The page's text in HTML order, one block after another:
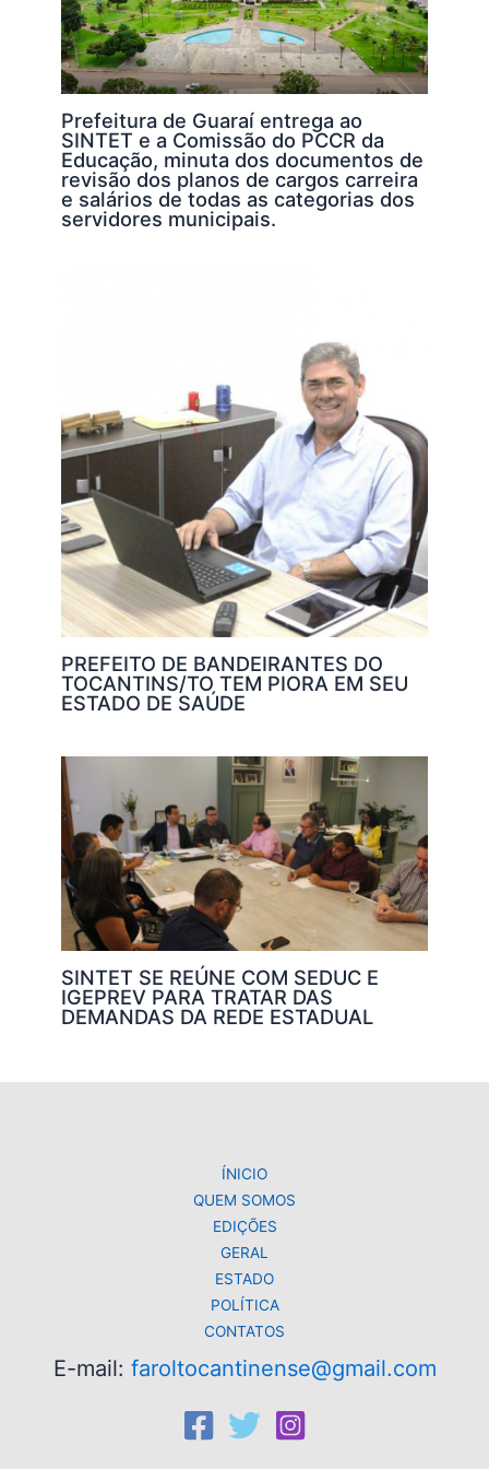
Prefeitura de Guaraí entrega ao
SINTET e a Comissão do PCCR da
Educação, minuta dos documentos de
revisão dos planos de cargos carreira
e salários de todas as categorias dos
servidores municipais.
PREFEITO DE BANDEIRANTES DO
TOCANTINS/TO TEM PIORA EM SEU
ESTADO DE SAÚDE
SINTET SE REÚNE COM SEDUC E
IGEPREV PARA TRATAR DAS
DEMANDAS DA REDE ESTADUAL
ÍNICIO
QUEM SOMOS
EDIÇÕES
GERAL
ESTADO
POLÍTICA
CONTATOS
E-mail: faroltocantinense@gmail.com